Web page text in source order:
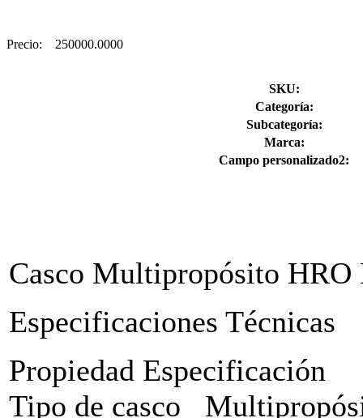
Precio: 250000.0000
SKU:
Categoría:
Subcategoría:
Marca:
Campo personalizado2:
Casco Multipropósito HRO
Especificaciones Técnicas
Propiedad Especificación
Tipo de casco